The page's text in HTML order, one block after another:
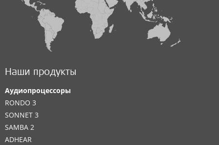
Наши продукты
Аудиопроцессоры
RONDO 3
SONNET 3
SAMBA 2
ADHEAR